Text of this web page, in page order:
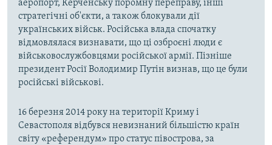
аеропорт, Керченську поромну переправу, інші
стратегічні об'єкти, а також блокували дії
українських військ. Російська влада спочатку
відмовлялася визнавати, що ці озброєні люди є
військовослужбовцями російської армії. Пізніше
президент Росії Володимир Путін визнав, що це були
російські військові.
16 березня 2014 року на території Криму і
Севастополя відбувся невизнаний більшістю країн
світу «референдум» про статус півострова, за